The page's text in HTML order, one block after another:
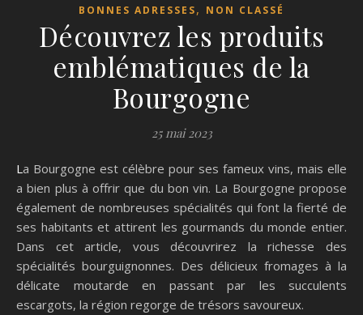
BONNES ADRESSES, NON CLASSÉ
Découvrez les produits
emblématiques de la
Bourgogne
25 mai 2023
La Bourgogne est célèbre pour ses fameux vins, mais elle
a bien plus à offrir que du bon vin. La Bourgogne propose
également de nombreuses spécialités qui font la fierté de
ses habitants et attirent les gourmands du monde entier.
Dans cet article, vous découvrirez la richesse des
spécialités bourguignonnes. Des délicieux fromages à la
délicate moutarde en passant par les succulents
escargots, la région regorge de trésors savoureux.